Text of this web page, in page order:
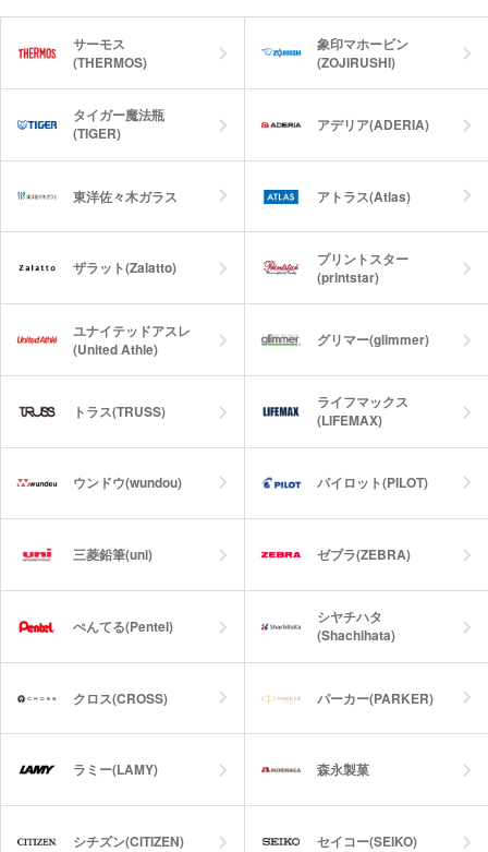
カン切り、5.マイナスドライバー
(小)3mm、6.せん抜き、7.マイナスドラ
イバー(大)6mm、8.ワイヤーストリッパ
ー、9.リーマー(穴あけ)/パンチ、10.キ
ーリング、11.ピンセット(毛抜き)、12.
ツースピック(つまようじ)、13.はさみ、
14.マルチフック、15.のこぎり
動画提供 : Victorinox AG、Victorinox
サーモス
(THERMOS)
象印マホービン
(ZOJIRUSHI)
タイガー魔法瓶
(TIGER)
アデリア(ADERIA)
東洋佐々木ガラス アトラス(Atlas)
ザラット(Zalatto)
プリントスター
(printstar)
ユナイテッドアスレ
(United Athle)
グリマー(glimmer)
トラス(TRUSS)
ライフマックス
(LIFEMAX)
ウンドウ(wundou) パイロット(PILOT)
三菱鉛筆(uni) ゼブラ(ZEBRA)
ぺんてる(Pentel)
シヤチハタ
(Shachihata)
クロス(CROSS) パーカー(PARKER)
ラミー(LAMY) 森永製菓
シチズン(CITIZEN) セイコー(SEIKO)